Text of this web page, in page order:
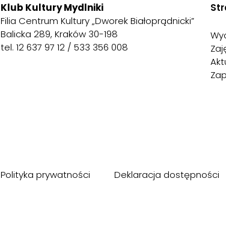
Klub Kultury Mydlniki
Filia Centrum Kultury „Dworek Białoprądnicki”
Balicka 289, Kraków 30-198
tel. 12 637 97 12 / 533 356 008
Polityka prywatności Deklaracja dostępności